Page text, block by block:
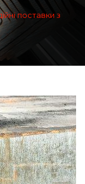
поставки з